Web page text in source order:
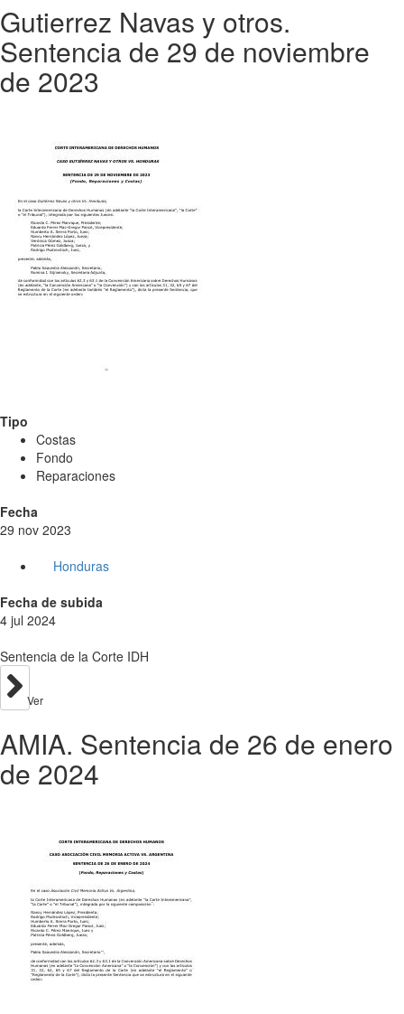
Gutierrez Navas y otros.
Sentencia de 29 de noviembre
de 2023
Tipo
Costas
Fondo
Reparaciones
Fecha
29 nov 2023
Honduras
Fecha de subida
4 jul 2024
Sentencia de la Corte IDH
Ver
AMIA. Sentencia de 26 de enero
de 2024